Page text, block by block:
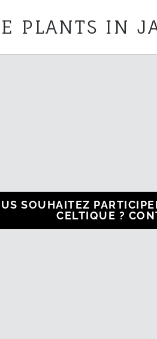
PLANTS IN
SOUHAITEZ
CELTIQUE ?